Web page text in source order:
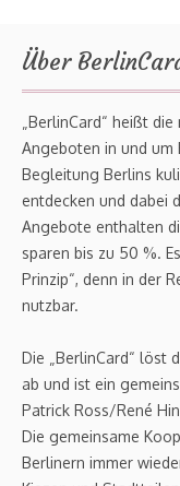
Über
„BerlinCard“ heißt
Angeboten in und um
Begleitung Berlins
entdecken und dabei
Angebote enthalten
sparen bis zu 50 %.
Prinzip“, denn in der
nutzbar.
Die „BerlinCard“ löst
ab und ist ein
Patrick Ross/René
Die gemeinsame
Berlinern immer